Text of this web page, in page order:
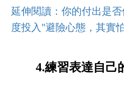
延伸閱讀：你的付出是
度投入"避險心態，其實
4.練習表達自己